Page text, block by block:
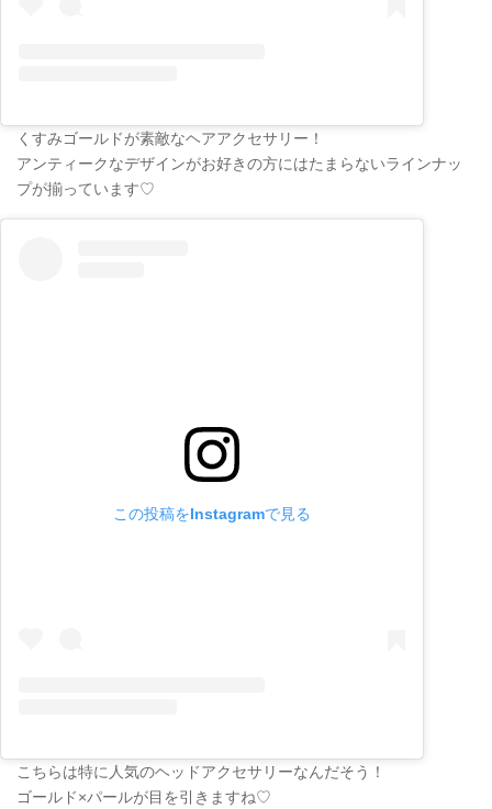
くすみゴールドが素敵なヘアアクセサリー！
アンティークなデザインがお好きの方にはたまらないラインナッ
プが揃っています♡
この投稿をInstagramで見る
こちらは特に人気のヘッドアクセサリーなんだそう！
ゴールド×パールが目を引きますね♡